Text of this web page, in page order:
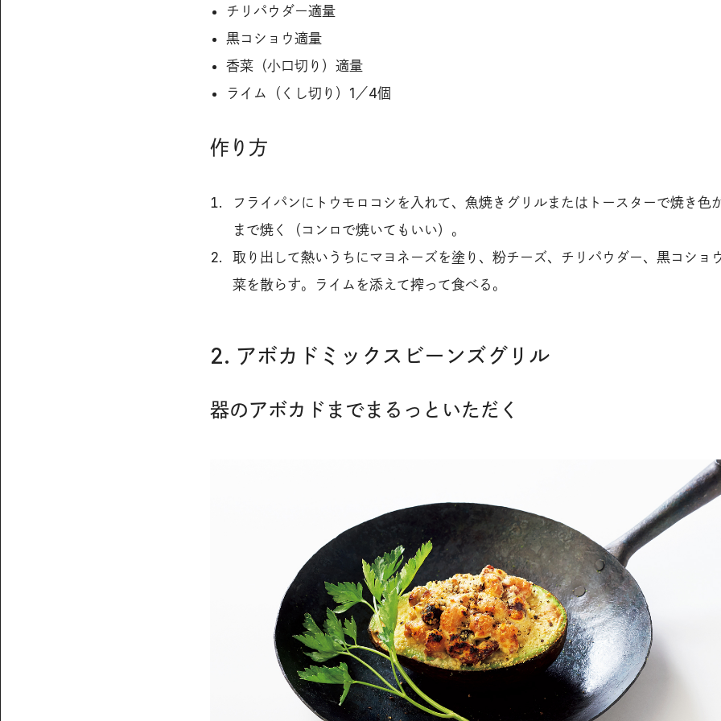
チリパウダー適量
黒コショウ適量
香菜（小口切り）適量
ライム（くし切り）1／4個
作り方
フライパンにトウモロコシを入れて、魚焼きグリルまたはトースターで焼き色
まで焼く（コンロで焼いてもいい）。
取り出して熱いうちにマヨネーズを塗り、粉チーズ、チリパウダー、黒コショ
菜を散らす。ライムを添えて搾って食べる。
2. アボカドミックスビーンズグリル
器のアボカドまでまるっといただく